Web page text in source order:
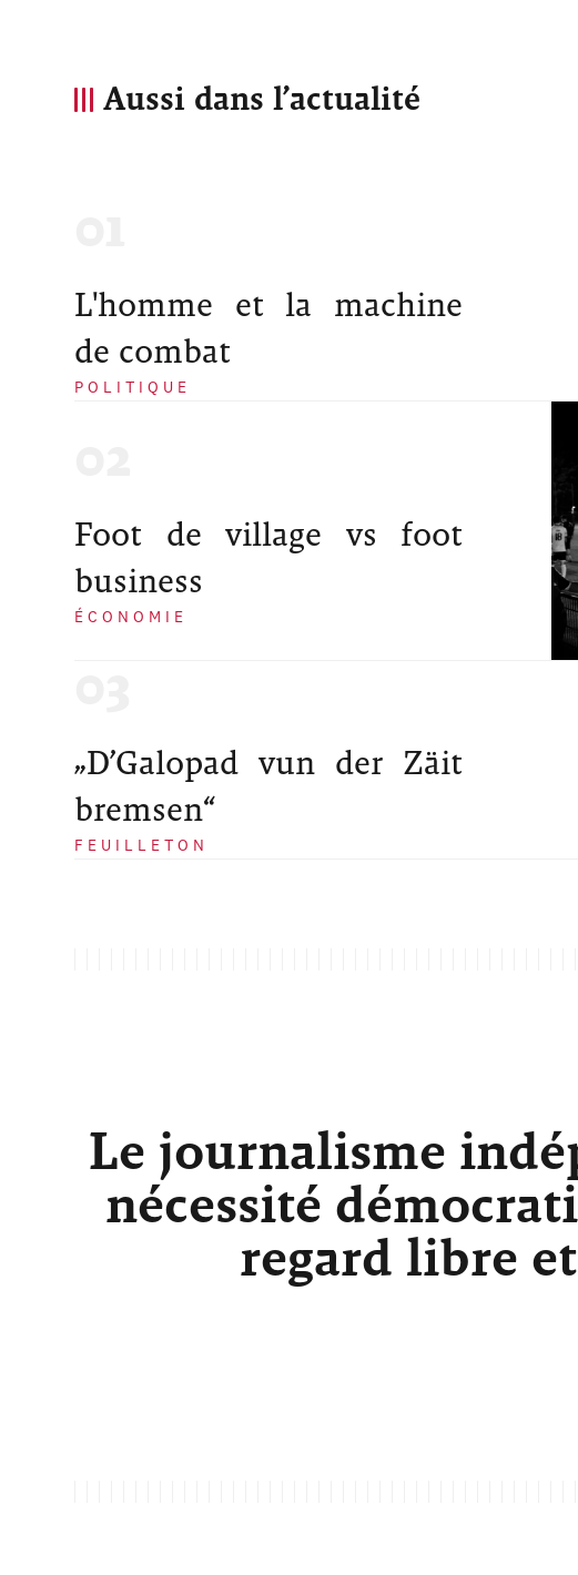
Aussi dans l’actualité
L'homme et la machine
de combat
POLITIQUE
Foot de village vs foot
business
ÉCONOMIE
„D’Galopad vun der Zäit
bremsen“
FEUILLETON
Le journalisme
nécessité
regard libre